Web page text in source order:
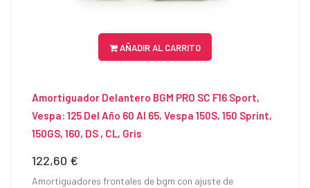
AÑADIR AL CARRITO
Amortiguador Delantero BGM PRO SC F16 Sport,
Vespa: 125 Del Año 60 Al 65, Vespa 150S, 150 Sprint,
150GS, 160, DS , CL, Gris
Precio
122,60 €
Amortiguadores frontales de bgm con ajuste de